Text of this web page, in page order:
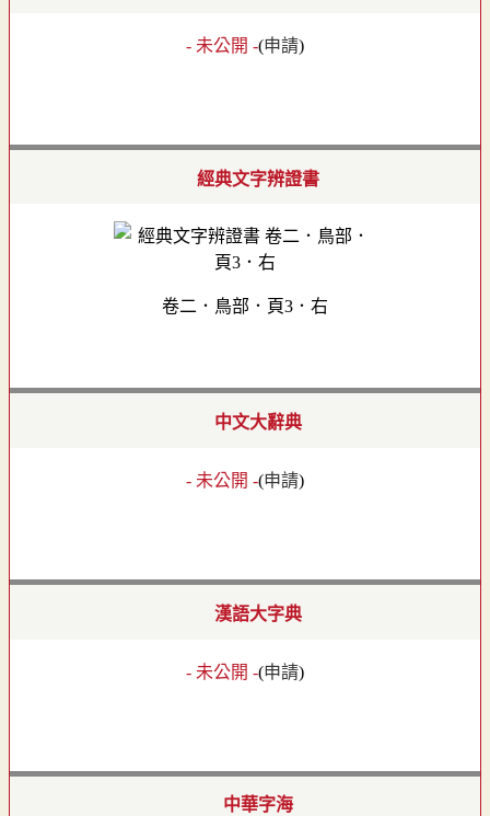
- 未公開 -(申請)
經典文字辨證書
卷二．鳥部．頁3．右
中文大辭典
- 未公開 -(申請)
漢語大字典
- 未公開 -(申請)
中華字海